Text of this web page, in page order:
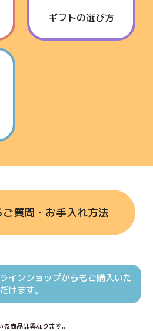
ギフトの選び方
ご質問・お手入れ方法
インショップからもご購入いた
だけます。
商品は異なります。